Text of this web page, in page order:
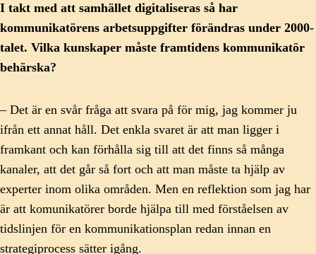
I takt med att samhället digitaliseras så har
kommunikatörens arbetsuppgifter förändras under 2000-
talet. Vilka kunskaper måste framtidens kommunikatör
behärska?
– Det är en svår fråga att svara på för mig, jag kommer ju
ifrån ett annat håll. Det enkla svaret är att man ligger i
framkant och kan förhålla sig till att det finns så många
kanaler, att det går så fort och att man måste ta hjälp av
experter inom olika områden. Men en reflektion som jag har
är att komunikatörer borde hjälpa till med förståelsen av
tidslinjen för en kommunikationsplan redan innan en
strategiprocess sätter igång.